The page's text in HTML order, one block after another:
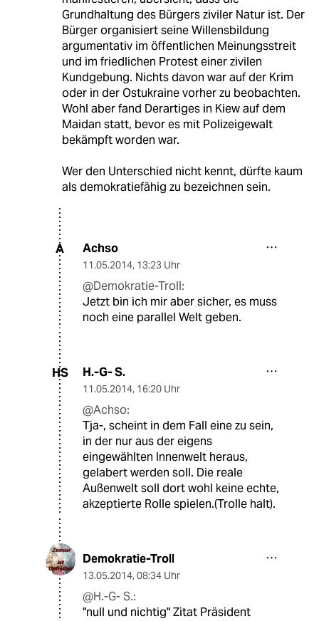
Grundhaltung des Bürgers ziviler Natur ist. Der
Bürger organisiert seine Willensbildung
argumentativ im öffentlichen Meinungsstreit
und im friedlichen Protest einer zivilen
Kundgebung. Nichts davon war auf der Krim
oder in der Ostukraine vorher zu beobachten.
Wohl aber fand Derartiges in Kiew auf dem
Maidan statt, bevor es mit Polizeigewalt
bekämpft worden war.
Wer den Unterschied nicht kennt, dürfte kaum
als demokratiefähig zu bezeichnen sein.
A Achso
11.05.2014, 13:23 Uhr
@Demokratie-Troll:
Jetzt bin ich mir aber sicher, es muss
noch eine parallel Welt geben.
HS H.-G- S.
11.05.2014, 16:20 Uhr
@Achso:
Tja-, scheint in dem Fall eine zu sein,
in der nur aus der eigens
eingewählten Innenwelt heraus,
gelabert werden soll. Die reale
Außenwelt soll dort wohl keine echte,
akzeptierte Rolle spielen.(Trolle halt).
Demokratie-Troll
13.05.2014, 08:34 Uhr
@H.-G- S.:
"null und nichtig" Zitat Präsident